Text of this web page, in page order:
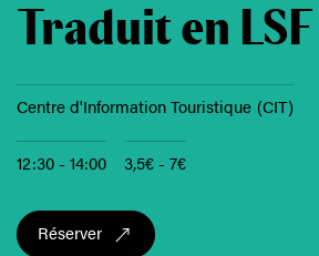
Traduit en LSF
Centre d'Information Touristique (CIT)
12:30 - 14:00 3,5€ - 7€
Réserver